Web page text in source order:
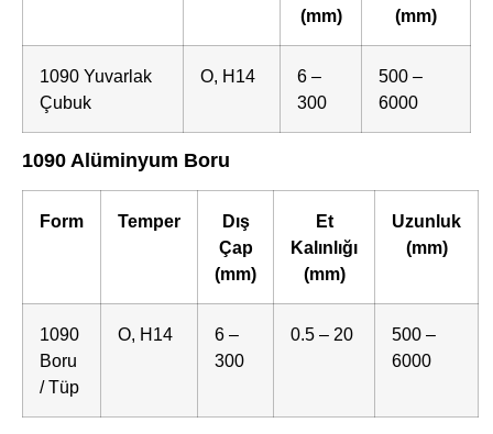
(mm)
(mm)
1090 Yuvarlak
Çubuk
O, H14
6 –
300
500 –
6000
1090 Alüminyum Boru
Form Temper
Dış
Çap
(mm)
Et
Kalınlığı
(mm)
Uzunluk
(mm)
1090
Boru
/ Tüp
O, H14
6 –
300
0.5 – 20
500 –
6000